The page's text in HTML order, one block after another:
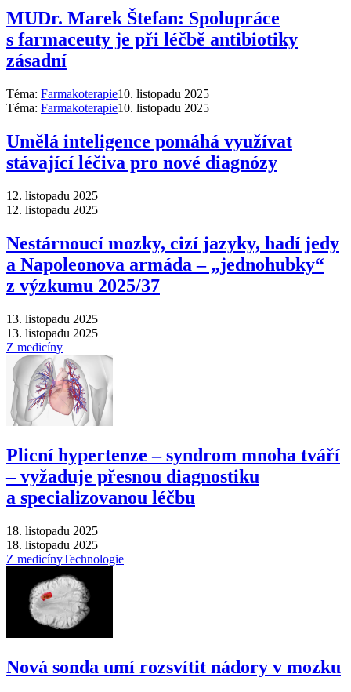
MUDr. Marek Štefan: Spolupráce
s farmaceuty je při léčbě antibiotiky
zásadní
Téma: Farmakoterapie10. listopadu 2025
Téma: Farmakoterapie10. listopadu 2025
Umělá inteligence pomáhá využívat
stávající léčiva pro nové diagnózy
12. listopadu 2025
12. listopadu 2025
Nestárnoucí mozky, cizí jazyky, hadí jedy
a Napoleonova armáda –⁠ „jednohubky“
z výzkumu 2025/37
13. listopadu 2025
13. listopadu 2025
Z medicíny
Plicní hypertenze –⁠ syndrom mnoha tváří
–⁠ vyžaduje přesnou diagnostiku
a specializovanou léčbu
18. listopadu 2025
18. listopadu 2025
Z medicínyTechnologie
Nová sonda umí rozsvítit nádory v mozku